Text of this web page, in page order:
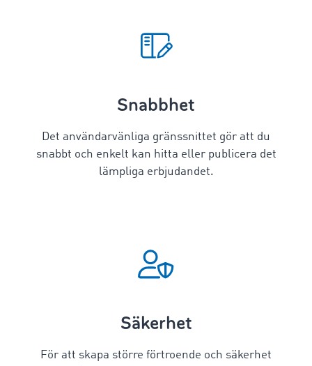
Snabbhet
Det användarvänliga gränssnittet gör att du
snabbt och enkelt kan hitta eller publicera det
lämpliga erbjudandet.
Säkerhet
För att skapa större förtroende och säkerhet